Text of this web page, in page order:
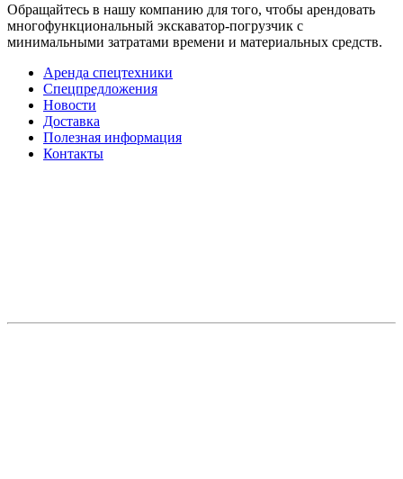
Обращайтесь в нашу компанию для того, чтобы арендовать
многофункциональный экскаватор-погрузчик с
минимальными затратами времени и материальных средств.
Аренда спецтехники
Спецпредложения
Новости
Доставка
Полезная информация
Контакты